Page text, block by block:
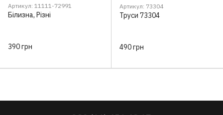
Артикул: 11111-72991
Білизна, Різні
390 грн
Артикул: 73304
Труси 73304
490 грн